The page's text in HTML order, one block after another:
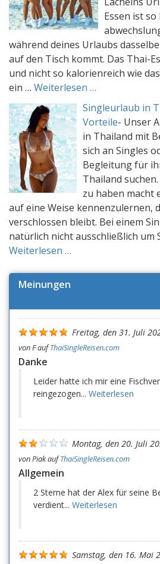
Essen ist
während deines Urlaubs
auf den Tisch kommt. Das Thai-
und nicht so kalorienreich wie
ein … Weiterlesen …
Singleurlaub in
Vorteile- Unser
in Thailand mit
sich an Singles
Begleitung für
Thailand
zu haben macht
auf eine Weise kennenzulernen,
verschlossen bleibt. Bei einem
natürlich nicht ausschließlich um
Weiterlesen …
Meinungen
Freitag, den 31. Juli
vonFaufThaiSingleReisen.com
Danke
Leider hatte ich mir eine
reingezogen... Weiterlesen
Montag, den 20. Juli
vonPiakaufThaiSingleReisen.com
Allgemein
2 Sterne hat der Alex für seine
verdient... Weiterlesen
Samstag, den 16. Mai